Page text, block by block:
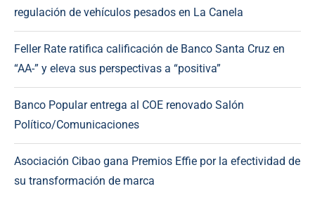
regulación de vehículos pesados en La Canela
Feller Rate ratifica calificación de Banco Santa Cruz en
“AA-” y eleva sus perspectivas a “positiva”
Banco Popular entrega al COE renovado Salón
Político/Comunicaciones
Asociación Cibao gana Premios Effie por la efectividad de
su transformación de marca